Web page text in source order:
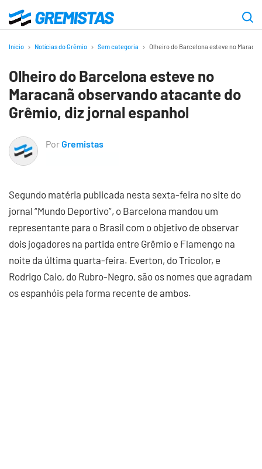
para
principal
Gremistas
Início Notícias do Grêmio Sem categoria Olheiro do Barcelona esteve no
Olheiro do Barcelona esteve no
Maracanã observando atacante do
Grêmio, diz jornal espanhol
PorGremistas
Segundo matéria publicada nesta sexta-feira no site do
jornal “Mundo Deportivo”, o Barcelona mandou um
representante para o Brasil com o objetivo de observar
dois jogadores na partida entre Grêmio e Flamengo na
noite da última quarta-feira. Everton, do Tricolor, e
Rodrigo Caio, do Rubro-Negro, são os nomes que agradam
os espanhóis pela forma recente de ambos.